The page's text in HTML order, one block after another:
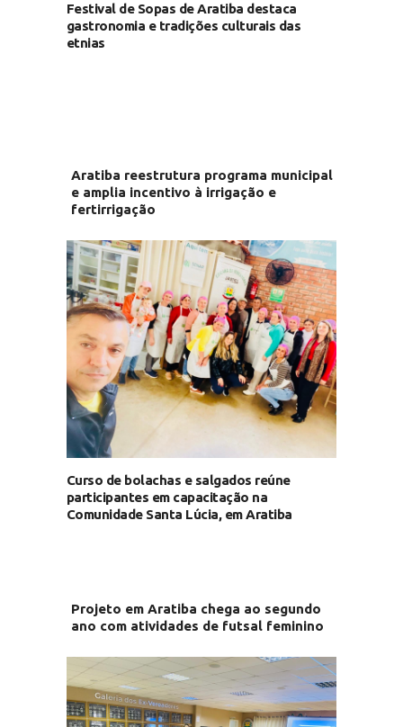
Festival de Sopas de Aratiba destaca
gastronomia e tradições culturais das
etnias
Aratiba reestrutura programa municipal
e amplia incentivo à irrigação e
fertirrigação
Curso de bolachas e salgados reúne
participantes em capacitação na
Comunidade Santa Lúcia, em Aratiba
Projeto em Aratiba chega ao segundo
ano com atividades de futsal feminino